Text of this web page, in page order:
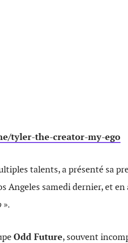
tyler-the-creator-my-ego
talents, a présenté sa
Angeles samedi dernier, et
».
Odd Future, souvent